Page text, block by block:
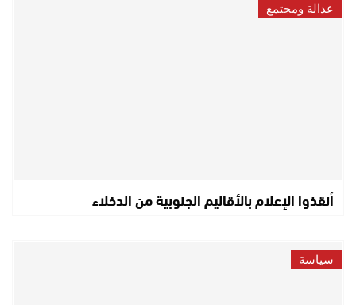
عدالة ومجتمع
أنقذوا الإعلام بالأقاليم الجنوبية من الدخلاء
سياسة